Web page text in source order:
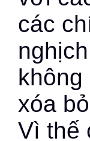
các
xóa
Vì thế